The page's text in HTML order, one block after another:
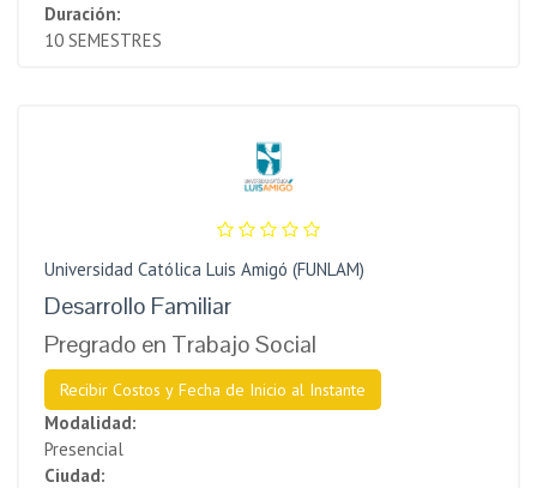
Duración:
10 SEMESTRES
Universidad Católica Luis Amigó (FUNLAM)
Desarrollo Familiar
Pregrado en Trabajo Social
Recibir Costos y Fecha de Inicio al Instante
Modalidad:
Presencial
Ciudad: